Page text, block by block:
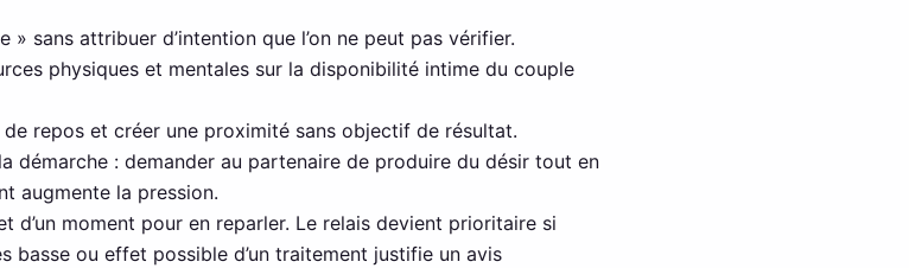
sans attribuer d’intention que l’on ne peut pas vérifier.
physiques et mentales sur la disponibilité intime du couple
repos et créer une proximité sans objectif de résultat.
démarche : demander au partenaire de produire du désir tout en
augmente la pression.
d’un moment pour en reparler. Le relais devient prioritaire si
basse ou effet possible d’un traitement justifie un avis